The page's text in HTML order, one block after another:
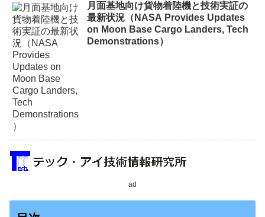
月面基地向け貨物着陸機と技術実証の
最新状況（NASA Provides Updates
on Moon Base Cargo Landers, Tech
Demonstrations）
ad